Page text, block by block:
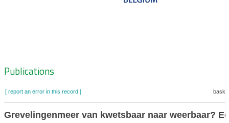
Zoeknavigatie
Publications
[ report an error in this record ]
Grevelingenmeer van kwetsbaar naar weerbaar?